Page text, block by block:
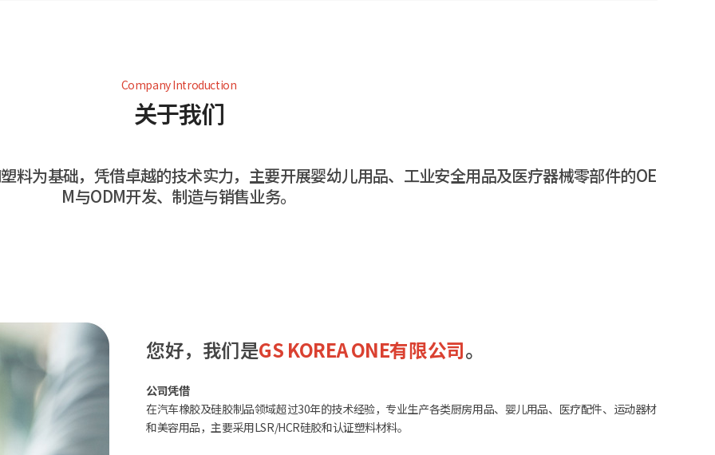
Company Introduction
关于我们
料为基础，凭借卓越的技术实力，主要开展婴幼儿用品、工业安全用品及医疗器械零部件的OE
M与ODM开发、制造与销售业务。
您好，我们是GS KOREA ONE有限公司。
公司凭借
在汽车橡胶及硅胶制品领域超过30年的技术经验，专业生产各类厨房用品、婴儿用品、医疗配件、运动器材
和美容用品，主要采用LSR/HCR硅胶和认证塑料材料。